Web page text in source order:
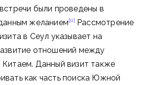
были проведены в
желанием[ii] Рассмотрение
в Сеул указывает на
отношений между
Данный визит также
как часть поиска Южной